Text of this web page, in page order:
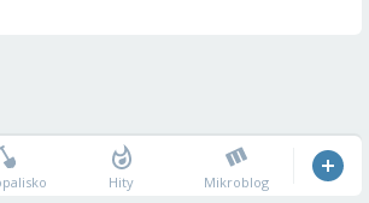
Hity Mikroblog